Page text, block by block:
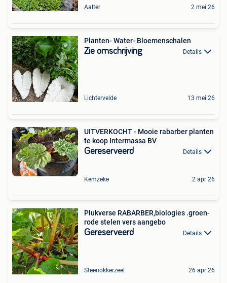
Aalter 2 mei 26
Planten- Water- Bloemenschalen
Zie omschrijving Details
Lichtervelde 13 mei 26
UITVERKOCHT - Mooie rabarber planten
te koop Intermassa BV
Gereserveerd Details
Kemzeke 2 apr 26
Plukverse RABARBER,biologies .groen-
rode stelen vers aangebo
Gereserveerd Details
Steenokkerzeel 26 apr 26